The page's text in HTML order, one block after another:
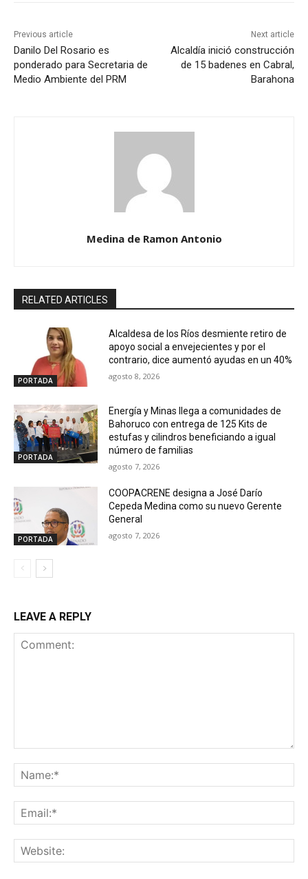
Previous article
Danilo Del Rosario es
ponderado para Secretaria de
Medio Ambiente del PRM
Next article
Alcaldía inició construcción
de 15 badenes en Cabral,
Barahona
Medina de Ramon Antonio
RELATED ARTICLES
PORTADA
Alcaldesa de los Ríos desmiente retiro de
apoyo social a envejecientes y por el
contrario, dice aumentó ayudas en un 40%
agosto 8, 2026
PORTADA
Energía y Minas llega a comunidades de
Bahoruco con entrega de 125 Kits de
estufas y cilindros beneficiando a igual
número de familias
agosto 7, 2026
PORTADA
COOPACRENE designa a José Darío
Cepeda Medina como su nuevo Gerente
General
agosto 7, 2026
LEAVE A REPLY